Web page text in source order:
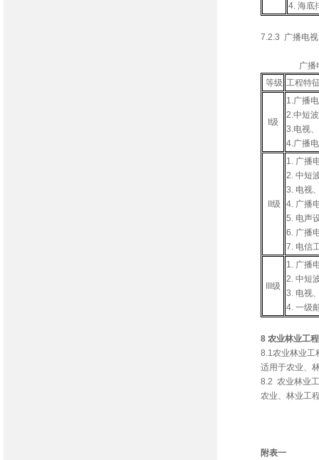
4. 海底
7.2.3 广播电
广播电视
等级 工程特
I级
1.广播
2.中短
3.电视
4.广播
II级
1. 广播
2. 中短
3. 电视
4. 广播
5. 电声
6. 广播
7. 电信
III级
1. 广播
2. 中短
3. 电视
4. 一级
8 农业林业工程
8.1农业林业工
适用于农业、
8.2 农业林业
农业、林业工
附表一